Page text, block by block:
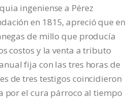
ingeniense a Pérez
en 1815, apreció que en
de millo que producía
costos y la venta a tributo
fija con las tres horas de
de tres testigos coincidieron
por el cura párroco al tiempo